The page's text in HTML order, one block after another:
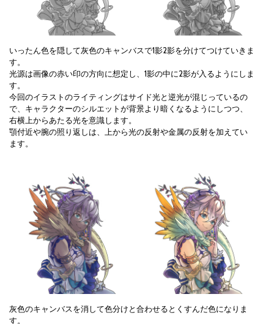
いったん色を隠して灰色のキャンバスで1影2影を分けてつけていきま
す。
光源は画像の赤い印の方向に想定し、1影の中に2影が入るようにしま
す。
今回のイラストのライティングはサイド光と逆光が混じっているの
で、キャラクターのシルエットが背景より暗くなるようにしつつ、
右横上からあたる光を意識します。
顎付近や腕の照り返しは、上から光の反射や金属の反射を加えてい
ます。
灰色のキャンバスを消して色分けと合わせるとくすんだ色になりま
す。